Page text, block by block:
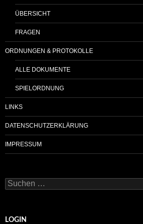
ÜBERSICHT
FRAGEN
ORDNUNGEN & PROTOKOLLE
ALLE DOKUMENTE
SPIELORDNUNG
LINKS
DATENSCHUTZERKLÄRUNG
IMPRESSUM
Suchen
nach:
LOGIN